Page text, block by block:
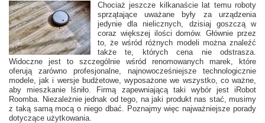
Chociaż jeszcze kilkanaście lat temu roboty
sprzątające uważane były za urządzenia
jedynie dla nielicznych, dzisiaj goszczą w
coraz większej ilości domów. Głównie przez
to, że wśród różnych modeli można znaleźć
także te, których cena nie odstrasza.
Widoczne jest to szczególnie wśród renomowanych marek, które
oferują zarówno profesjonalne, najnowocześniejsze technologicznie
modele, jak i wersje budżetowe, wyposażone we wszystko, co ważne,
aby mieszkanie lśniło. Firmą zapewniającą taki wybór jest iRobot
Roomba. Niezależnie jednak od tego, na jaki produkt nas stać, musimy
z taką samą mocą o niego dbać. Poznajmy więc najważniejsze porady
dotyczące użytkowania.